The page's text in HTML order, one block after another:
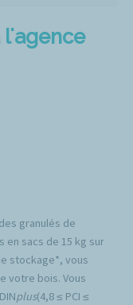
l'agence
granulés de
en sacs de 15 kg sur
stockage*, vous
votre bois. Vous
plus(4,8 ≤ PCI ≤